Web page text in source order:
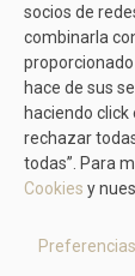
socios de
combinarla
hace de sus
haciendo click
rechazar
todas”. Para
Cookies y
Preferencias